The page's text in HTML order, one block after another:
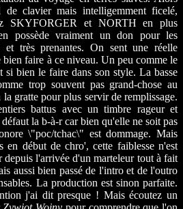
clavier mais intelligemment ficelé,
SKYFORGER et NORTH en plus
possède vraiment un don pour les
et très prenantes. On sent une réelle
bien faire à ce niveau. Un peu comme le
bien le faire dans son style. La basse
trop souvent pas grand-chose au
gratte pour plus servir de remplissage.
battus avec un timbre rageur et
la b-à-r car bien qu'elle ne soit pas
\"poc/tchac\" est dommage. Mais
en début de chro', cette faiblesse n'est
l'arrivée d'un marteleur tout à fait
aussi bien passé de l'intro et de l'outro
La production est sinon parfaite.
j'ai dit presque ! Mais écoutez un